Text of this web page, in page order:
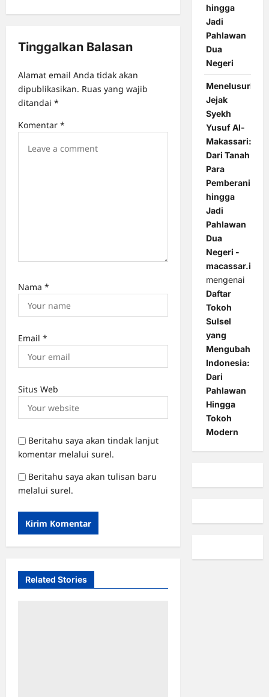
t
o
n
Tinggalkan Balasan
Alamat email Anda tidak akan
dipublikasikan. Ruas yang wajib
ditandai *
Komentar *
Nama *
Email *
Situs Web
Beritahu saya akan tindak lanjut
komentar melalui surel.
Beritahu saya akan tulisan baru
melalui surel.
Related Stories
hingga
Jadi
Pahlawan
Dua
Negeri
Menelusuri
Jejak
Syekh
Yusuf Al-
Makassari:
Dari Tanah
Para
Pemberani
hingga
Jadi
Pahlawan
Dua
Negeri -
macassar.id
mengenai
Daftar
Tokoh
Sulsel
yang
Mengubah
Indonesia:
Dari
Pahlawan
Hingga
Tokoh
Modern